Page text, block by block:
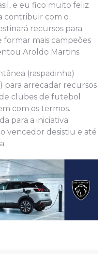
e eu fico muito feliz
contribuir com o
recursos para
mais campeões
Aroldo Martins.
(raspadinha)
para arrecadar recursos
clubes de futebol
com os termos.
para a iniciativa
vencedor desistiu e até